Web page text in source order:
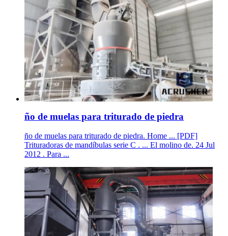
ño de muelas para triturado de piedra
ño de muelas para triturado de piedra. Home ... [PDF]
Trituradoras de mandíbulas serie C . ... El molino de. 24 Jul
2012 . Para ...